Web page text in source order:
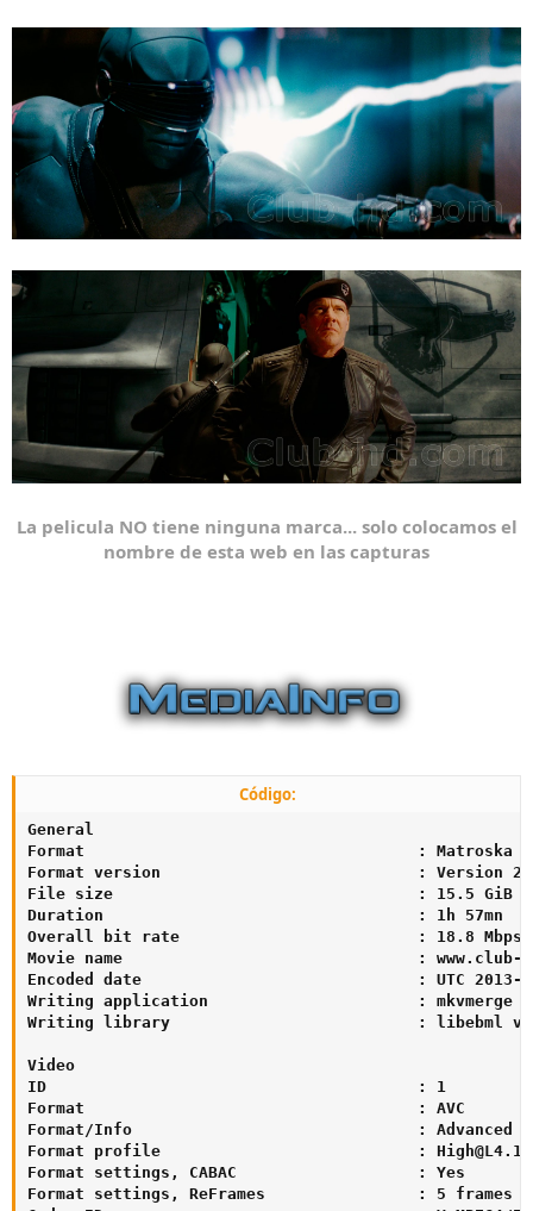
La pelicula NO tiene ninguna marca... solo colocamos el
nombre de esta web en las capturas
Código:
General
Format                                   : Matroska
Format version                           : Version 2
File size                                : 15.5 GiB
Duration                                 : 1h 57mn
Overall bit rate                         : 18.8 Mbps
Movie name                               : www.club-
Encoded date                             : UTC 2013-
Writing application                      : mkvmerge
Writing library                          : libebml
Video
ID                                       : 1
Format                                   : AVC
Format/Info                              : Advanced
Format profile                           : High@L4.1
Format settings, CABAC                   : Yes
Format settings, ReFrames                : 5 frames